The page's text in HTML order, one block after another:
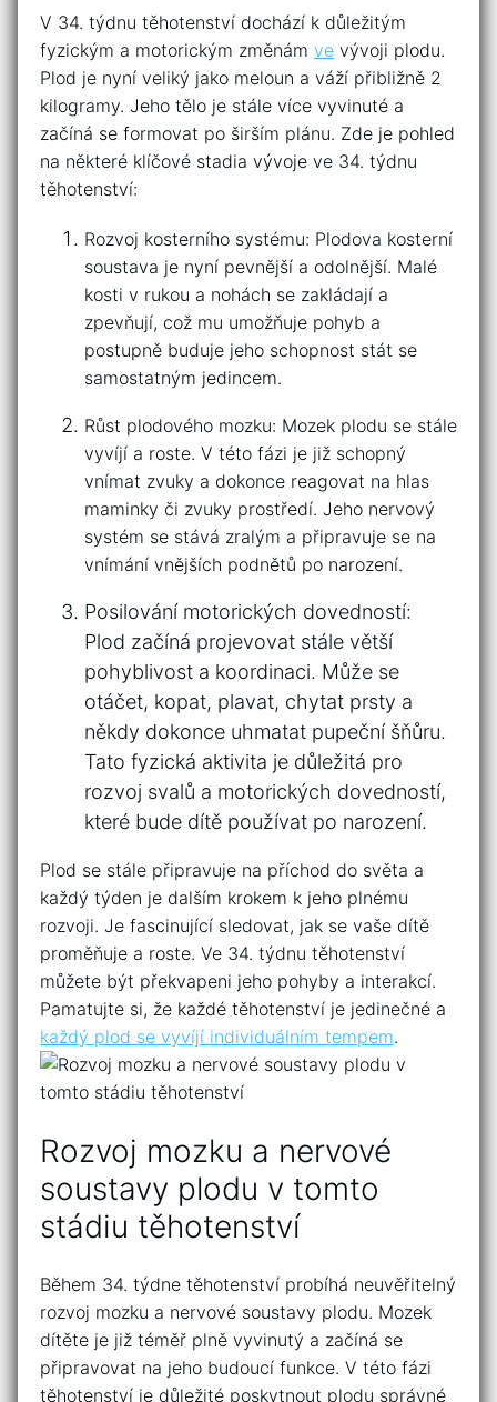
V​ 34.⁢ týdnu těhotenství dochází​ k ⁤důležitým
fyzickým a motorickým ‍změnám ve vývoji plodu.
Plod⁣ je nyní veliký‌ jako meloun⁤ a ⁣váží ​přibližně 2
kilogramy. Jeho‍ tělo je stále ‍více vyvinuté ⁤a
začíná se formovat po širším⁢ plánu.​ Zde je pohled
na některé ⁣klíčové stadia vývoje ⁤ve 34.‌ týdnu ​
těhotenství:
Rozvoj kosterního systému: ‍Plodova ​kosterní
⁣soustava⁤ je​ nyní pevnější a odolnější.⁢ Malé
⁣kosti⁤ v​ rukou a ⁤nohách⁢ se zakládají ⁣a
zpevňují, což mu umožňuje pohyb‍ a
‍postupně buduje jeho ⁣schopnost stát se
samostatným jedincem.
Růst plodového mozku: Mozek plodu se‌ stále
‍vyvíjí a roste. V této fázi je ‌již schopný
⁢vnímat zvuky‍ a dokonce reagovat ⁣na hlas
maminky či zvuky prostředí. Jeho nervový⁢
systém se stává ⁤zralým a připravuje se ⁣na
vnímání vnějších podnětů po narození.
Posilování‍ motorických dovedností:‌
Plod začíná projevovat stále⁤ větší⁣
pohyblivost‍ a koordinaci. Může‍ se
otáčet, kopat, plavat, chytat prsty⁢ a⁤
někdy dokonce uhmatat pupeční šňůru.
Tato fyzická⁤ aktivita je⁢ důležitá pro
rozvoj‍ svalů a motorických dovedností,
‌které ⁣bude dítě používat ⁢po narození.
Plod se stále ‍připravuje na ‌příchod​ do ​světa a
⁤každý týden ‍je dalším krokem‌ k jeho​ plnému
rozvoji. Je fascinující ⁣sledovat, jak se vaše dítě‍
proměňuje a roste.⁤ Ve 34.‍ týdnu těhotenství
můžete být překvapeni jeho pohyby a interakcí.
Pamatujte si, že každé těhotenství je jedinečné a
každý​ plod se⁣ vyvíjí individuálním tempem.
Rozvoj mozku a nervové
soustavy plodu v ⁢tomto
⁣stádiu těhotenství
Během 34. ⁢týdne těhotenství probíhá neuvěřitelný
​rozvoj mozku​ a⁣ nervové soustavy plodu. ​Mozek
dítěte je již téměř plně vyvinutý a začíná se
‌připravovat na jeho budoucí​ funkce. V této fázi
těhotenství ⁣je důležité poskytnout‍ plodu správné